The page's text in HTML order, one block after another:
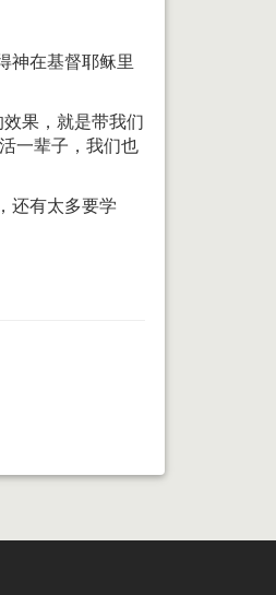
神在基督耶稣里
果，就是带我们
一辈子，我们也
还有太多要学